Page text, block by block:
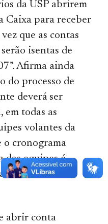
da USP abrirem
Caixa para receber
que as contas
isentas de
Afirma ainda
do processo de
deverá ser
em todas as
volantes da
o cronograma
das equipes é
metade de
abrir conta